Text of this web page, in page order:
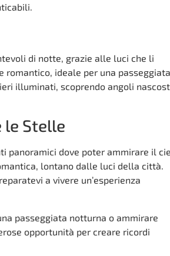
di notte, grazie alle luci che li
ideale per una passeggiata
illuminati, scoprendo angoli
le Stelle
panoramici dove poter ammirare il
lontano dalle luci della città.
a vivere un’esperienza
passeggiata notturna o ammirare
opportunità per creare ricordi